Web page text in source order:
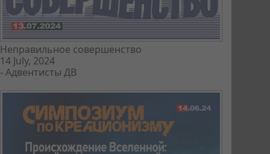
Неправильное совершенство
14 July, 2024
-Адвентисты ДВ